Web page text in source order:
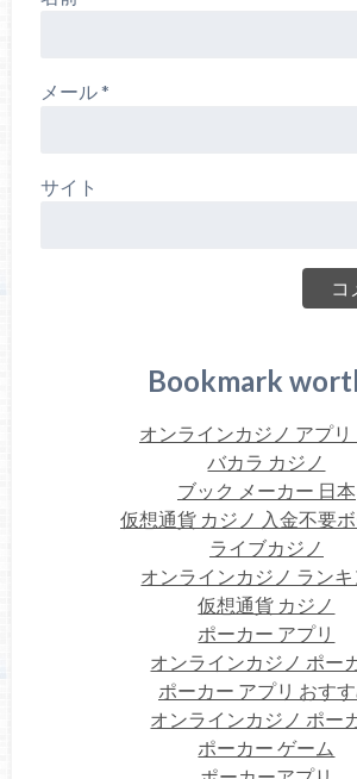
メール*
サイト
Bookmark
オンラインカジノ アプリ
バカラ カジノ
ブック メーカー 日本
仮想通貨 カジノ 入金不要
ライブカジノ
オンラインカジノ ラン
仮想通貨 カジノ
ポーカー アプリ
オンラインカジノ ポー
ポーカー アプリ おす
オンラインカジノ ポー
ポーカー ゲーム